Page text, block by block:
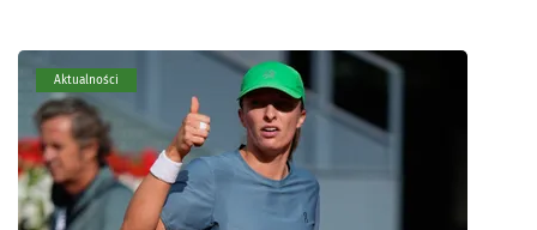
Aktualności